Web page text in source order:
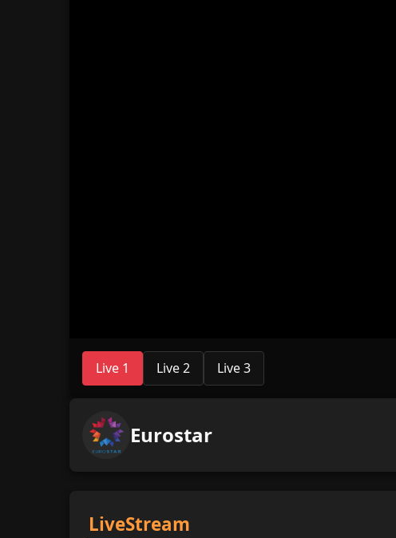
Live 1 Live 2 Live 3
Eurostar
LiveStream